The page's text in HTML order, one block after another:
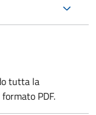
tutta la
PDF.